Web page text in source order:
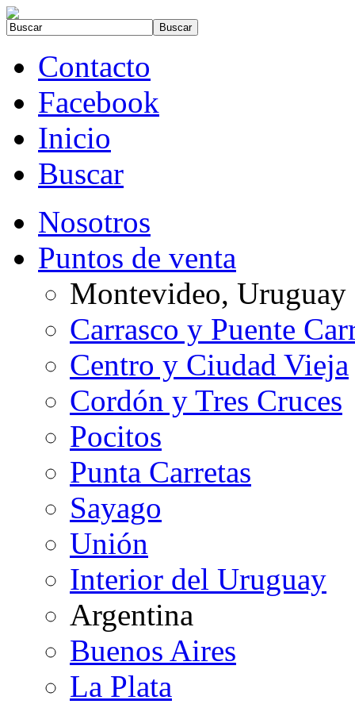
Contacto
Facebook
Inicio
Buscar
Nosotros
Puntos de venta
Montevideo, Uruguay
Carrasco y Puente
Centro y Ciudad Vieja
Cordón y Tres Cruces
Pocitos
Punta Carretas
Sayago
Unión
Interior del Uruguay
Argentina
Buenos Aires
La Plata